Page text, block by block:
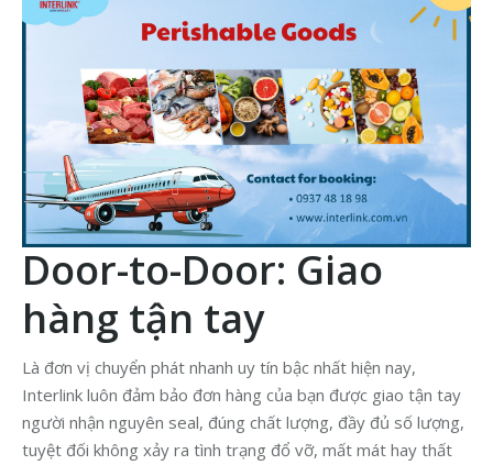
Door-to-Door: Giao
hàng tận tay
Là đơn vị chuyển phát nhanh uy tín bậc nhất hiện nay,
Interlink luôn đảm bảo đơn hàng của bạn được giao tận tay
người nhận nguyên seal, đúng chất lượng, đầy đủ số lượng,
tuyệt đối không xảy ra tình trạng đổ vỡ, mất mát hay thất